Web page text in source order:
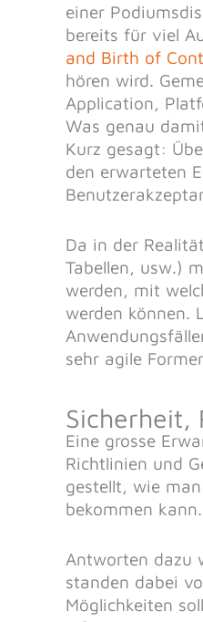
einer
bereits für viel
and Birth of
hören wird.
Application,
Was genau
Kurz gesagt:
den erwarteten
Da in der
Tabellen, usw.)
werden, mit
werden können.
sehr agile
Sicherheit,
Eine grosse
Richtlinien und
gestellt, wie
bekommen kann.
Antworten dazu
standen dabei
Möglichkeiten